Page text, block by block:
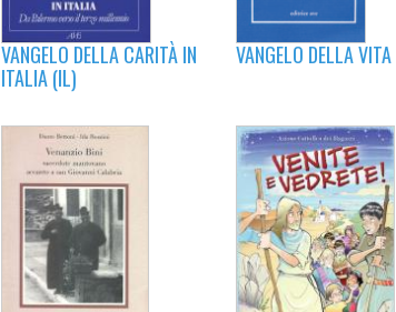
VANGELO DELLA CARITÀ IN
ITALIA (IL)
VANGELO DELLA